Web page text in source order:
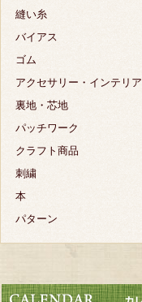
縫い糸
バイアス
ゴム
アクセサリー・インテリア
裏地・芯地
パッチワーク
クラフト商品
刺繍
本
パターン